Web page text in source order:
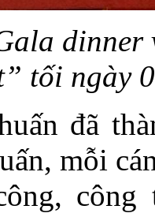
dinner
tối ngày
đã
mỗi
công